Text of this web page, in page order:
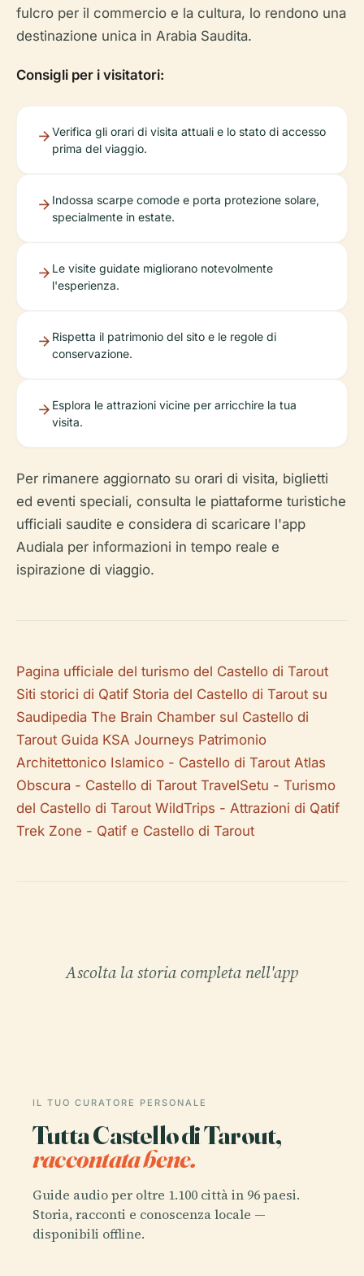
fulcro per il commercio e la cultura, lo rendono una
destinazione unica in Arabia Saudita.
Consigli per i visitatori:
Verifica gli orari di visita attuali e lo stato di accesso
prima del viaggio.
Indossa scarpe comode e porta protezione solare,
specialmente in estate.
Le visite guidate migliorano notevolmente
l'esperienza.
Rispetta il patrimonio del sito e le regole di
conservazione.
Esplora le attrazioni vicine per arricchire la tua
visita.
Per rimanere aggiornato su orari di visita, biglietti
ed eventi speciali, consulta le piattaforme turistiche
ufficiali saudite e considera di scaricare l'app
Audiala per informazioni in tempo reale e
ispirazione di viaggio.
Pagina ufficiale del turismo del Castello di Tarout
Siti storici di Qatif Storia del Castello di Tarout su
Saudipedia The Brain Chamber sul Castello di
Tarout Guida KSA Journeys Patrimonio
Architettonico Islamico - Castello di Tarout Atlas
Obscura - Castello di Tarout TravelSetu - Turismo
del Castello di Tarout WildTrips - Attrazioni di Qatif
Trek Zone - Qatif e Castello di Tarout
Ascolta la storia completa nell'app
IL TUO CURATORE PERSONALE
Tutta Castello di Tarout,
raccontata bene.
Guide audio per oltre 1.100 città in 96 paesi.
Storia, racconti e conoscenza locale —
disponibili offline.